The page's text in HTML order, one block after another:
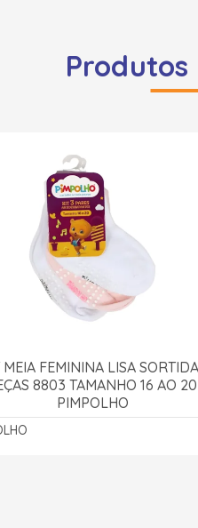
Produtos
MEIA FEMININA LISA
8803 TAMANHO 16 AO
PIMPOLHO